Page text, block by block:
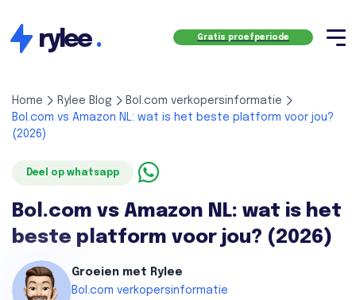
rylee. Gratis proefperiode
Home Rylee Blog
Bol.com verkopersinformatie
Bol.com vs Amazon NL: wat is het beste platform voor jou?
(2026)
Deel op whatsapp
Bol.com vs Amazon NL: wat is het
beste platform voor jou? (2026)
Groeien met Rylee
Bol.com verkopersinformatie